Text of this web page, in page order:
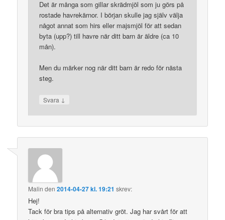
Det är många som gillar skrädmjöl som ju görs på
rostade havrekärnor. I början skulle jag själv välja
något annat som hirs eller majsmjöl för att sedan
byta (upp?) till havre när ditt barn är äldre (ca 10
mån).
Men du märker nog när ditt barn är redo för nästa
steg.
Svara ↓
Malin den2014-04-27 kl. 19:21 skrev:
Hej!
Tack för bra tips på alternativ gröt. Jag har svårt för att